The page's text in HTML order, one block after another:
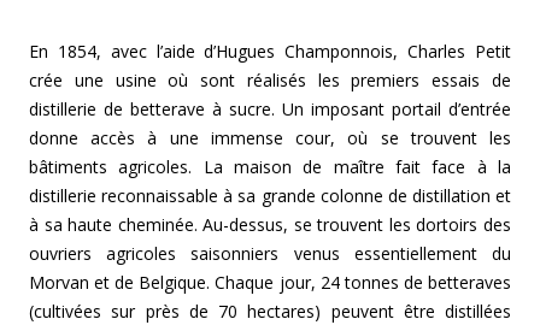
En 1854, avec l’aide d’Hugues Champonnois, Charles Petit
crée une usine où sont réalisés les premiers essais de
distillerie de betterave à sucre. Un imposant portail d’entrée
donne accès à une immense cour, où se trouvent les
bâtiments agricoles. La maison de maître fait face à la
distillerie reconnaissable à sa grande colonne de distillation et
à sa haute cheminée. Au-dessus, se trouvent les dortoirs des
ouvriers agricoles saisonniers venus essentiellement du
Morvan et de Belgique. Chaque jour, 24 tonnes de betteraves
(cultivées sur près de 70 hectares) peuvent être distillées